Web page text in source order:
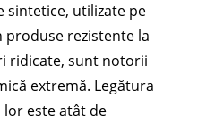
sintetice, utilizate pe
produse rezistente la
ridicate, sunt notorii
extremă. Legătura
este atât de